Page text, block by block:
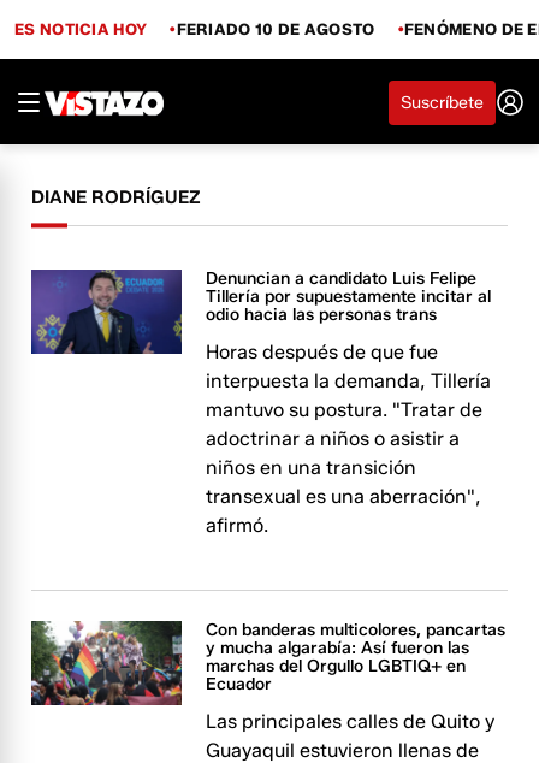
ES NOTICIA HOY FERIADO 10 DE AGOSTO FENÓMENO DE
Suscríbete
DIANE RODRÍGUEZ
Denuncian a candidato Luis Felipe
Tillería por supuestamente incitar al
odio hacia las personas trans
Horas después de que fue
interpuesta la demanda, Tillería
mantuvo su postura. "Tratar de
adoctrinar a niños o asistir a
niños en una transición
transexual es una aberración",
afirmó.
Con banderas multicolores, pancartas
y mucha algarabía: Así fueron las
marchas del Orgullo LGBTIQ+ en
Ecuador
Las principales calles de Quito y
Guayaquil estuvieron llenas de